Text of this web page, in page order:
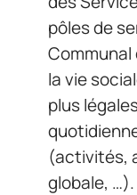
pôles de
Communal
la vie
plus
(activités,
globale,